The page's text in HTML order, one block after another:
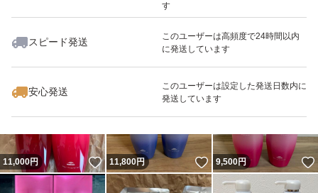
す
スピード発送
このユーザーは高頻度で24時間以内
に発送しています
安心発送
このユーザーは設定した発送日数内に
発送しています
いいね！
14,400
11,000円 いいね！
11,800円 いいね！
9,500円